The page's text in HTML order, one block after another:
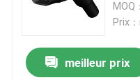
MOQ
Prix
meilleur prix